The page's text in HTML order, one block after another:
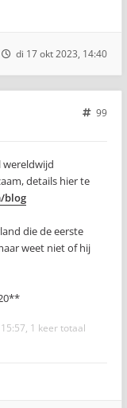
di 17 okt 2023, 14:40
99
wereldwijd
details hier te
blog
die de eerste
weet niet of hij
1 keer totaal